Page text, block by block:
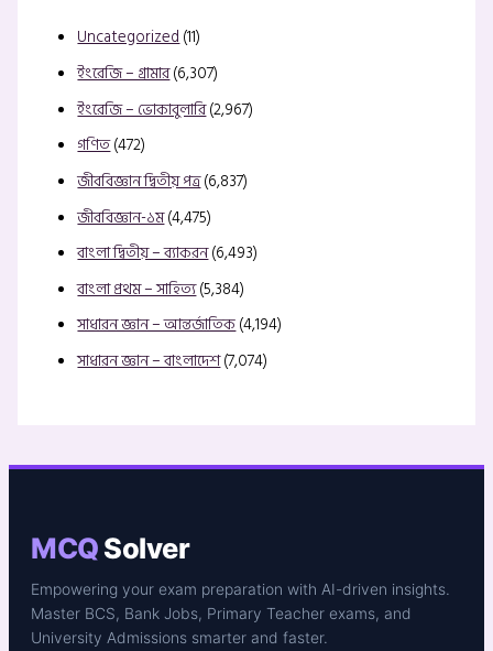
Uncategorized(11)
ইংরেজি – গ্রামার(6,307)
ইংরেজি – ভোকাবুলারি(2,967)
গণিত(472)
জীববিজ্ঞান দ্বিতীয় পত্র(6,837)
জীববিজ্ঞান-১ম(4,475)
বাংলা দ্বিতীয় – ব্যাকরন(6,493)
বাংলা প্রথম – সাহিত্য(5,384)
সাধারন জ্ঞান – আন্তর্জাতিক(4,194)
সাধারন জ্ঞান – বাংলাদেশ(7,074)
MCQSolver
Empowering your exam preparation with AI-driven insights.
Master BCS, Bank Jobs, Primary Teacher exams, and
University Admissions smarter and faster.